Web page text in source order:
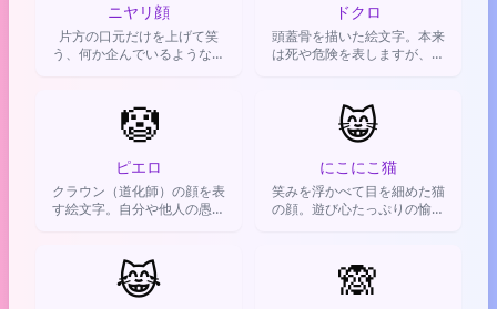
ニヤリ顔
片方の口元だけを上げて笑
う、何か企んでいるような顔
信を匂わせる時、からかう時
などに使われます。
ドクロ
頭蓋骨を描いた絵文字。本来
は死や危険を表しますが、現
い」といった強烈な感情を表
現するのに使われます。
🤡
ピエロ
クラウン（道化師）の顔を表
す絵文字。自分や他人の愚か
😸
にこにこ猫
笑みを浮かべて目を細めた猫
の顔。遊び心たっぷりの愉快
に使います。
😹 🙈